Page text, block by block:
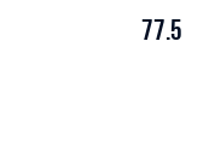
77.5